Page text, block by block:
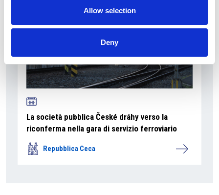
Allow selection
Deny
La società pubblica České dráhy verso la
riconferma nella gara di servizio ferroviario
Repubblica Ceca